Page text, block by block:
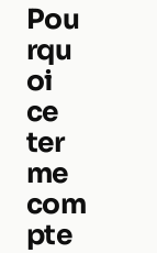
Pou
rqu
oi
ce
ter
me
com
pte